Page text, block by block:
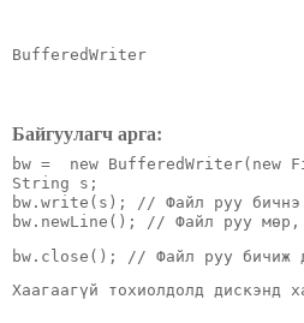
BufferedWriter
Байгуулагч арга:
bw =  new
String s;
bw.write(s); // Файл руу бичнэ.
bw.newLine(); // Файл руу мөр,
bw.close(); // Файл руу бичиж
Хаагаагүй тохиолдолд дискэнд